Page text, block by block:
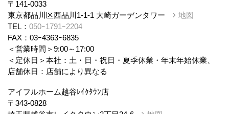
〒141-0033
東京都品川区西品川1-1-1 大崎ガーデンタワー
地図
TEL： 050ｰ1791ｰ2204
FAX：03ｰ4363ｰ6835
＜営業時間＞9:00～17:00
＜定休日＞本社：土・日・祝日・夏季休業・年末年始休業、
店舗休日：店舗により異なる
アイフルホーム越谷ﾚｲｸﾀｳﾝ店
〒343-0828